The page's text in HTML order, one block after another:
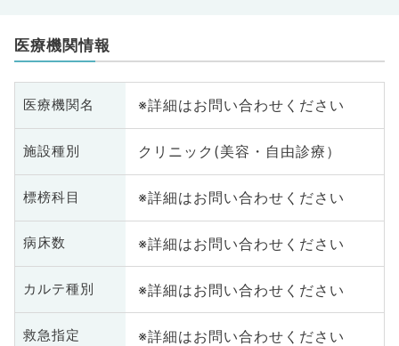
医療機関情報
医療機関名 ※詳細はお問い合わせください
施設種別 クリニック(美容・自由診療）
標榜科目 ※詳細はお問い合わせください
病床数 ※詳細はお問い合わせください
カルテ種別 ※詳細はお問い合わせください
救急指定 ※詳細はお問い合わせください